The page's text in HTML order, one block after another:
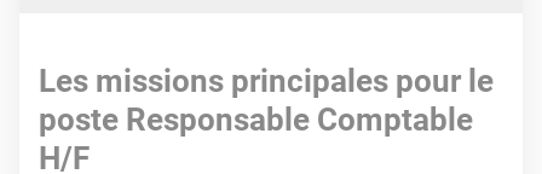
Les missions principales pour le
poste Responsable Comptable
H/F